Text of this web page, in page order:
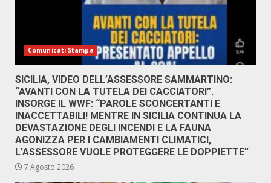
Comunicati Stampa
SICILIA, VIDEO DELL’ASSESSORE SAMMARTINO:
“AVANTI CON LA TUTELA DEI CACCIATORI”.
INSORGE IL WWF: “PAROLE SCONCERTANTI E
INACCETTABILI! MENTRE IN SICILIA CONTINUA LA
DEVASTAZIONE DEGLI INCENDI E LA FAUNA
AGONIZZA PER I CAMBIAMENTI CLIMATICI,
L’ASSESSORE VUOLE PROTEGGERE LE DOPPIETTE”
7 Agosto 2026